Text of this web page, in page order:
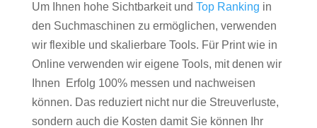
Um Ihnen hohe Sichtbarkeit und Top Ranking in
den Suchmaschinen zu ermöglichen, verwenden
wir flexible und skalierbare Tools. Für Print wie in
Online verwenden wir eigene Tools, mit denen wir
Ihnen Erfolg 100% messen und nachweisen
können. Das reduziert nicht nur die Streuverluste,
sondern auch die Kosten damit Sie können Ihr